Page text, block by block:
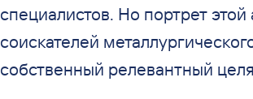
специалистов. Но портрет
соискателей
собственный релевантный